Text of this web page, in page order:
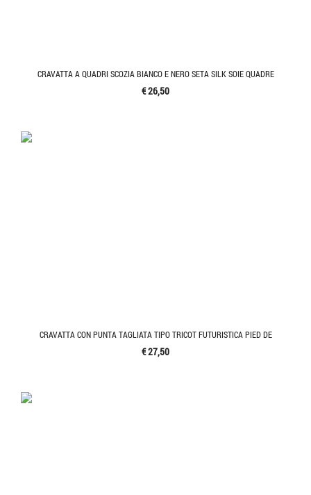
CRAVATTA A QUADRI SCOZIA BIANCO E NERO SETA SILK SOIE QUADRE
€ 26,50
CRAVATTA CON PUNTA TAGLIATA TIPO TRICOT FUTURISTICA PIED DE
€ 27,50